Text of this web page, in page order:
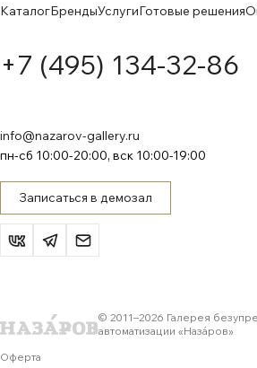
КаталогБрендыУслугиГотовые решения
+7 (495) 134-32-86
info@nazarov-gallery.ru
пн-сб 10:00-20:00, вск 10:00-19:00
Записаться в демозал
© 2011–2026 Галерея
автоматизации «Назáров»
Оферта